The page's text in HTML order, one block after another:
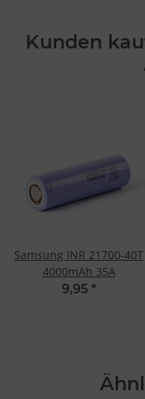
Kunden
Samsung INR 21700-40T
4000mAh 35A
9,95 *